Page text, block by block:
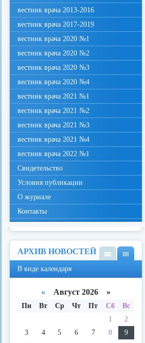
вестник врача 2013-2016
вестник врача 2017-2019
вестник врача 2020 №1
вестник врача 2020 №2
вестник врача 2020 №3
вестник врача 2020 №4
вестник врача 2021 №1
вестник врача 2021 №2
вестник врача 2021 №3
вестник врача 2021 №4
вестник врача 2022 №1
Свидетельство
Условия публикации
О журнале
Контакты
АРХИВ НОВОСТЕЙ
В виде календаря
« Август 2026 »
Пн Вт Ср Чт Пт Сб
Вс
1
2
3
4 5 6 7 8
9